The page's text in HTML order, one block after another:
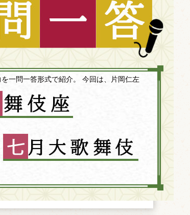
一問一答形式で紹介。 今回は、片岡仁左